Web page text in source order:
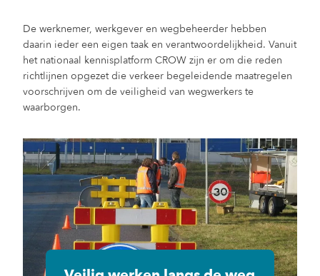
De werknemer, werkgever en wegbeheerder hebben
daarin ieder een eigen taak en verantwoordelijkheid. Vanuit
het nationaal kennisplatform CROW zijn er om die reden
richtlijnen opgezet die verkeer begeleidende maatregelen
voorschrijven om de veiligheid van wegwerkers te
waarborgen.